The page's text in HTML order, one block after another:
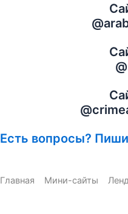
Есть вопросы?
Главная Мини-сайты